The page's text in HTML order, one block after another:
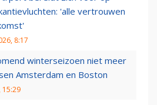
'alle vertrouwen
8:17
winterseizoen niet meer
Amsterdam en Boston
15:29